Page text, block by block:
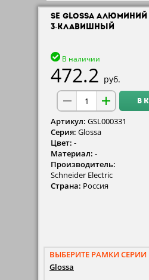
SE GLOSSA
3-КЛАВИШНЫЙ
472.2 руб.
В
В наличии
ВЫБЕРИТЕ РАМКИ СЕРИИ
Glossa
Артикул: GSL000331
Серия: Glossa
Цвет: -
Материал: -
Производитель:
Schneider Electric
Страна: Россия